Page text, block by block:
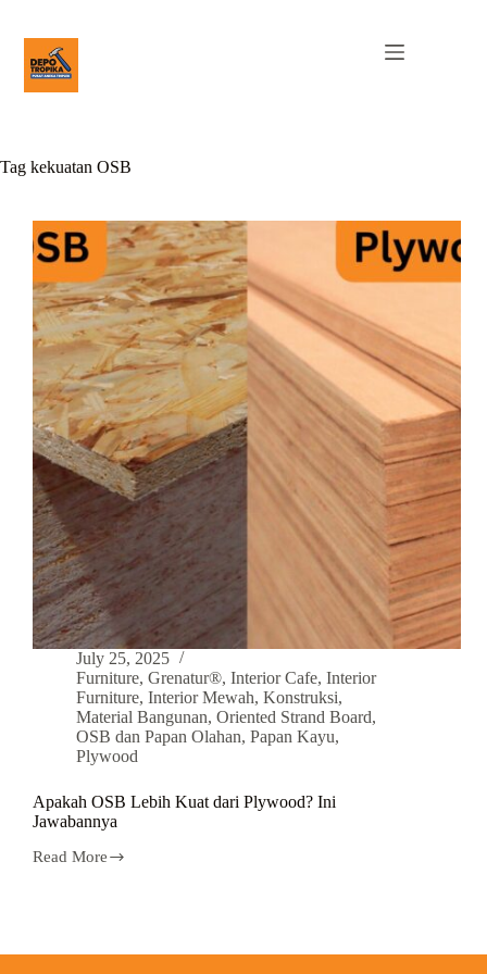
Tag kekuatan OSB
July 25, 2025
Furniture, Grenatur®, Interior Cafe, Interior
Furniture, Interior Mewah, Konstruksi,
Material Bangunan, Oriented Strand Board,
OSB dan Papan Olahan, Papan Kayu,
Plywood
Apakah OSB Lebih Kuat dari Plywood? Ini
Jawabannya
Read More